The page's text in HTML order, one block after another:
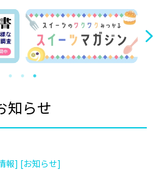
知らせ
報] [お知らせ]